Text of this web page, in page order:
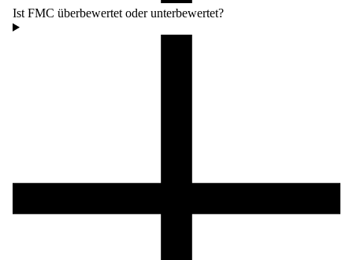
Ist FMC überbewertet oder unterbewertet?